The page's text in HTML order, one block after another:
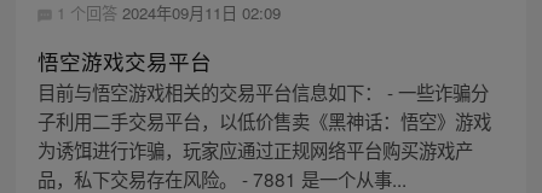
1 个回答 2024年09月11日 02:09
悟空游戏交易平台
目前与悟空游戏相关的交易平台信息如下： - 一些诈骗分
子利用二手交易平台，以低价售卖《黑神话：悟空》游戏
为诱饵进行诈骗，玩家应通过正规网络平台购买游戏产
品，私下交易存在风险。 - 7881 是一个从事...